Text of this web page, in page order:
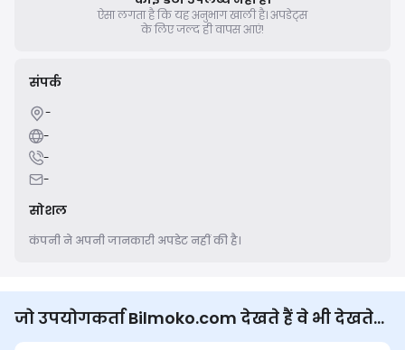
ऐसा लगता है कि यह अनुभाग खाली है।अपडेट्स
के लिए जल्द ही वापस आएं!
संपर्क
-
-
-
-
सोशल
कंपनी ने अपनी जानकारी अपडेट नहीं की है।
जो उपयोगकर्ता Bilmoko.com देखते हैं वे भी देखते
हैं...